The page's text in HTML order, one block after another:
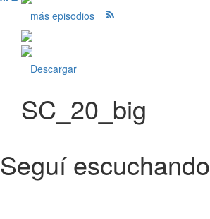
más episodios
Descargar
SC_20_big
Seguí escuchando